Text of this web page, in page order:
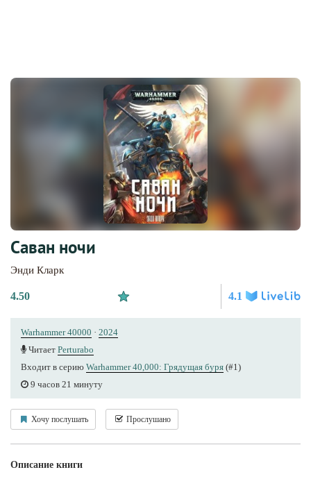
Саван ночи
Энди Кларк
4.50 4.1
Warhammer 40000 · 2024
Читает Perturabo
Входит в серию Warhammer 40,000: Грядущая буря (#1)
9 часов 21 минуту
Хочу послушать Прослушано
Описание книги